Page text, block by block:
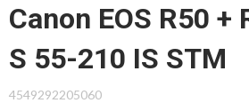
Canon EOS R50 +
S 55-210 IS STM
4549292205060